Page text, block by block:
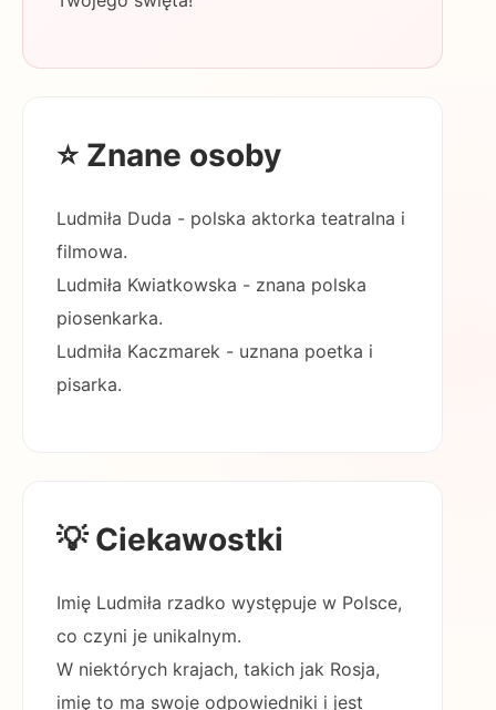
⭐ Znane osoby
Ludmiła Duda - polska aktorka teatralna i
filmowa.
Ludmiła Kwiatkowska - znana polska
piosenkarka.
Ludmiła Kaczmarek - uznana poetka i
pisarka.
💡 Ciekawostki
Imię Ludmiła rzadko występuje w Polsce,
co czyni je unikalnym.
W niektórych krajach, takich jak Rosja,
imię to ma swoje odpowiedniki i jest